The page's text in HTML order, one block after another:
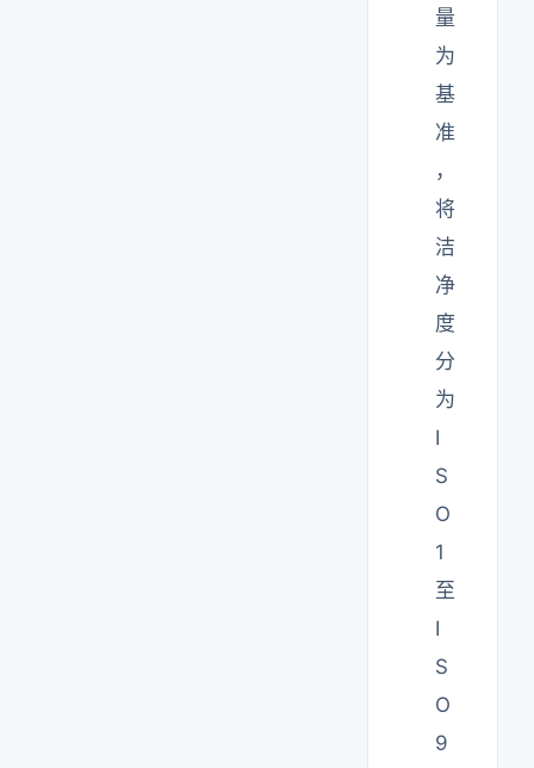
量
为
基
准
，
将
洁
净
度
分
为
I
S
O
1
至
I
S
O
9